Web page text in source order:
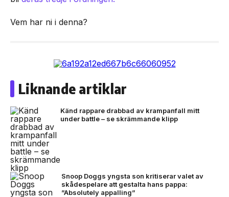
Vem har ni i denna?
Liknande artiklar
Känd rappare drabbad av krampanfall mitt
under battle – se skrämmande klipp
Snoop Doggs yngsta son kritiserar valet av
skådespelare att gestalta hans pappa:
”Absolutely appalling”